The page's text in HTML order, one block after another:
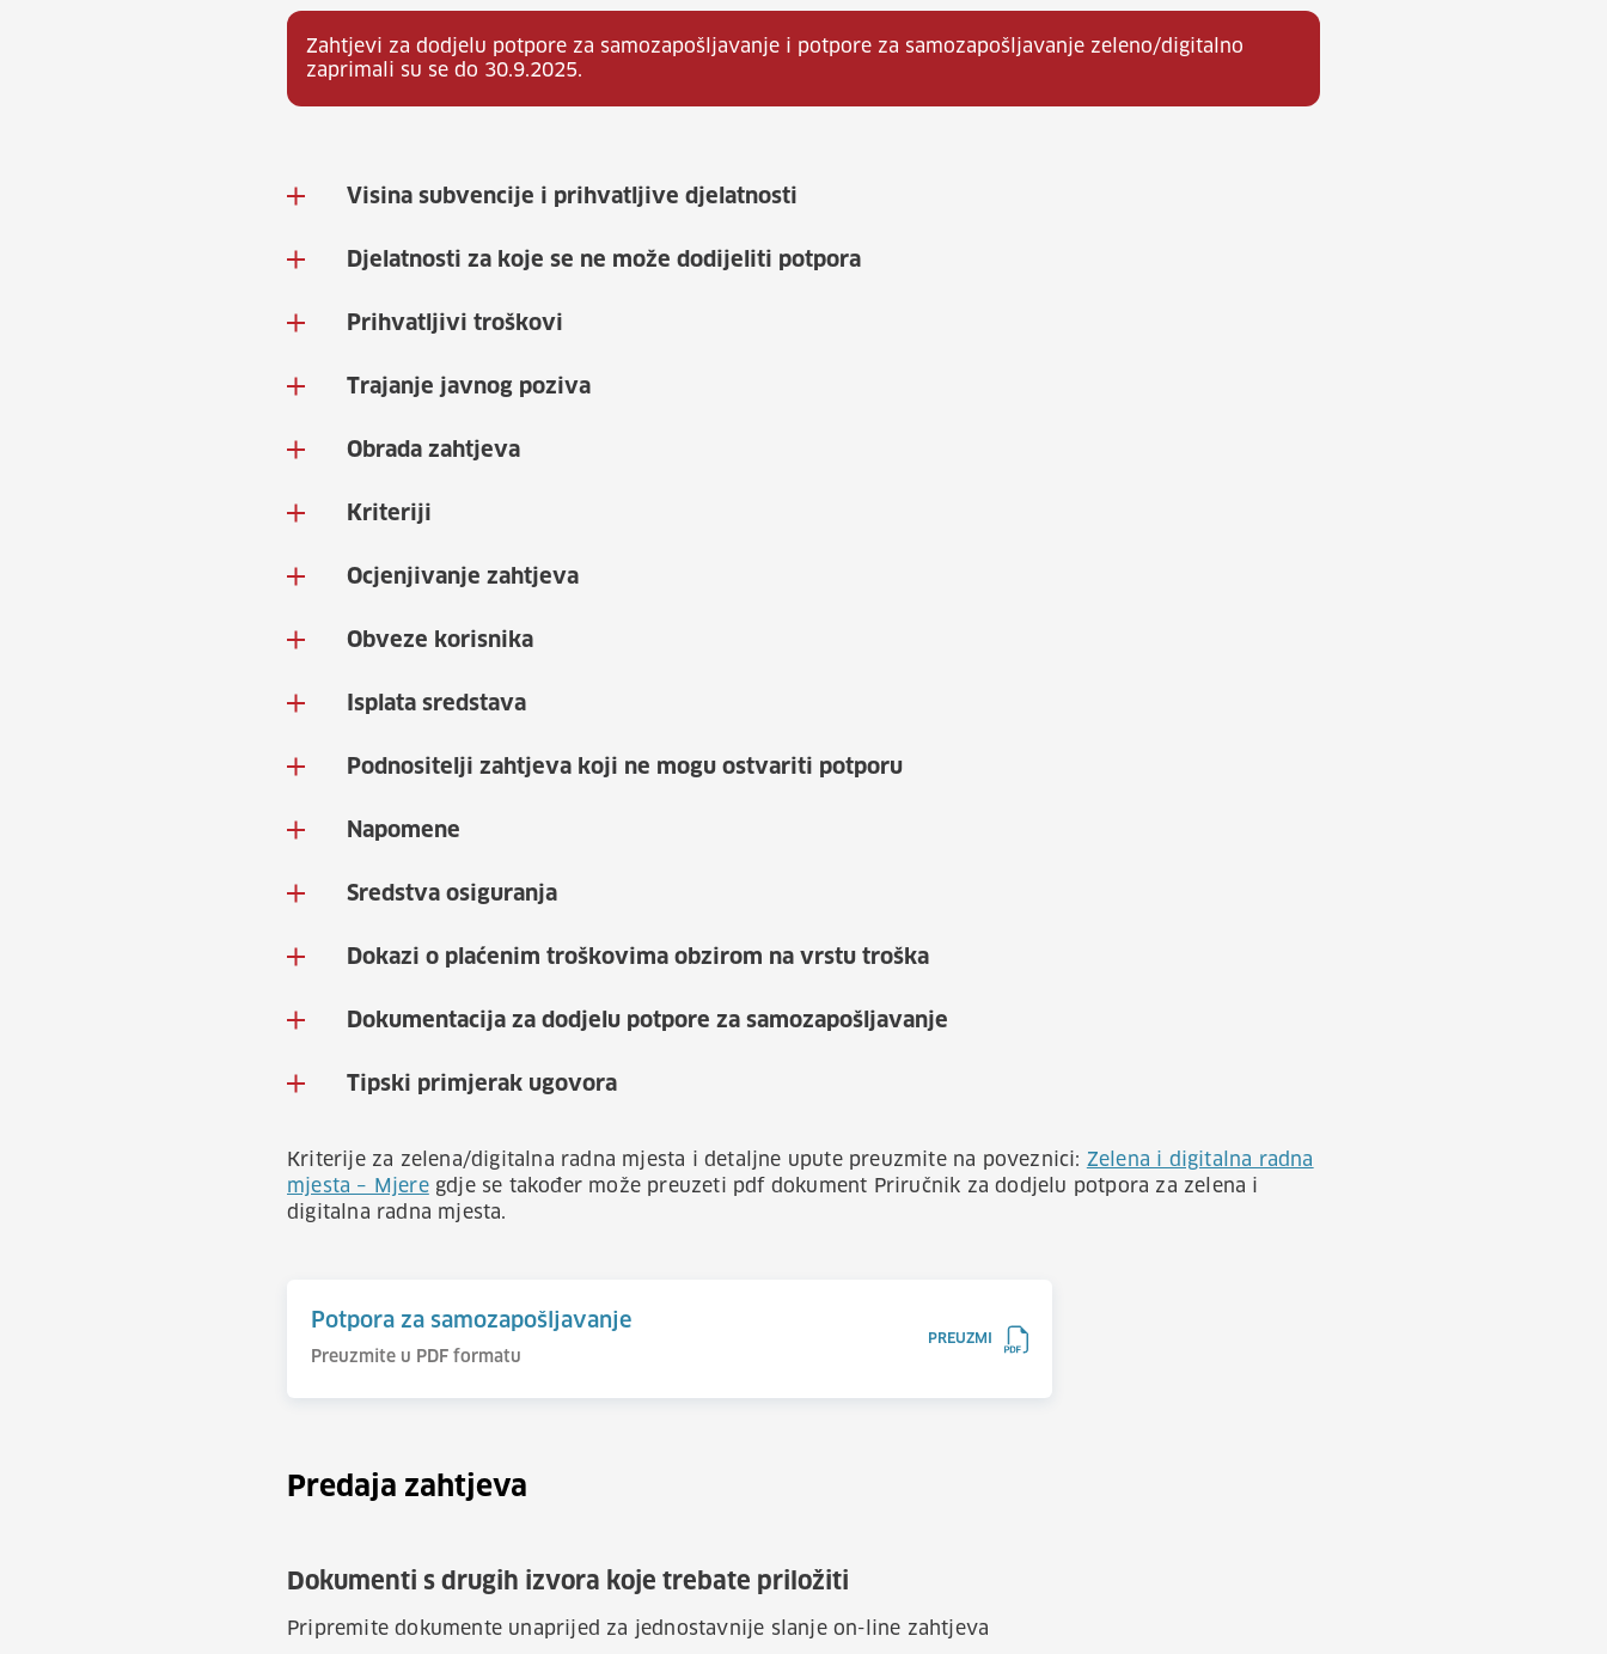
Zahtjevi za dodjelu potpore za samozapošljavanje i potpore za samozapošljavanje zeleno/digitalno
zaprimali su se do 30.9.2025.
Visina subvencije i prihvatljive djelatnosti
Djelatnosti za koje se ne može dodijeliti potpora
Prihvatljivi troškovi
Trajanje javnog poziva
Obrada zahtjeva
Kriteriji
Ocjenjivanje zahtjeva
Obveze korisnika
Isplata sredstava
Podnositelji zahtjeva koji ne mogu ostvariti potporu
Napomene
Sredstva osiguranja
Dokazi o plaćenim troškovima obzirom na vrstu troška
Dokumentacija za dodjelu potpore za samozapošljavanje
Tipski primjerak ugovora
Kriterije za zelena/digitalna radna mjesta i detaljne upute preuzmite na poveznici: Zelena i digitalna radna
mjesta – Mjeregdje se također može preuzeti pdf dokument Priručnik za dodjelu potpora za zelena i
digitalna radna mjesta.
Potpora za samozapošljavanje
Preuzmite u PDF formatu
PREUZMI
Predaja zahtjeva
Dokumenti s drugih izvora koje trebate priložiti
Pripremite dokumente unaprijed za jednostavnije slanje on-line zahtjeva